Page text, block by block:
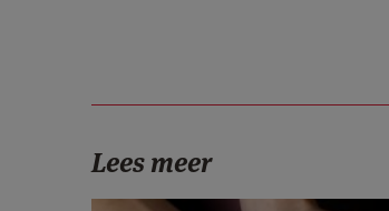
Lees meer